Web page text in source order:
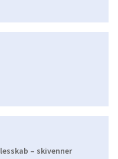
– skivenner